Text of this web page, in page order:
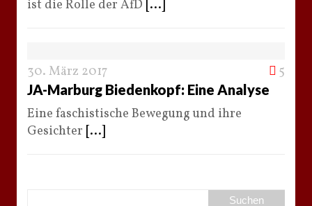
ist die Rolle der AfD [...]
30. März 2017 5
JA-Marburg Biedenkopf: Eine Analyse
Eine faschistische Bewegung und ihre
Gesichter [...]